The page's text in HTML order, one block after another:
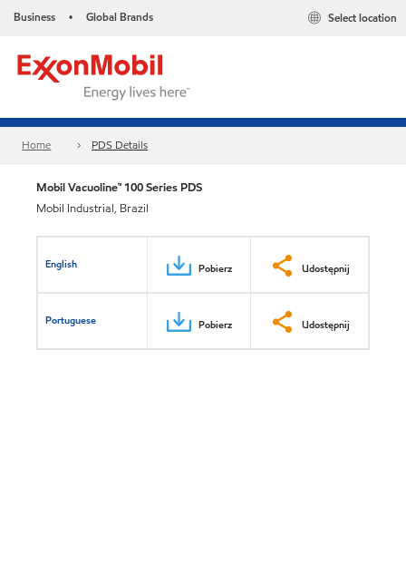
Business • Global Brands Select location
Home PDS Details
Mobil Vacuoline™ 100 Series PDS
Mobil Industrial, Brazil
English Pobierz Udostępnij
Portuguese Pobierz Udostępnij